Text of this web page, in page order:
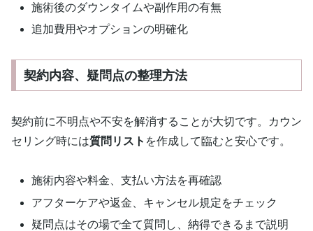
施術後のダウンタイムや副作用の有無
追加費用やオプションの明確化
契約内容、疑問点の整理方法
契約前に不明点や不安を解消することが大切です。カウン
セリング時には質問リスト を作成して臨むと安心です。
施術内容や料金、支払い方法を再確認
アフターケアや返金、キャンセル規定をチェック
疑問点はその場で全て質問し、納得できるまで説明